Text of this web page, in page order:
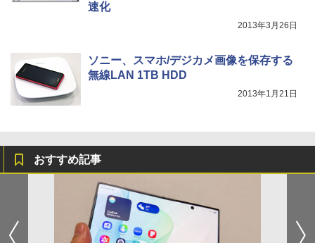
速化
2013年3月26日
ソニー、スマホ/デジカメ画像を保存する
無線LAN 1TB HDD
2013年1月21日
おすすめ記事